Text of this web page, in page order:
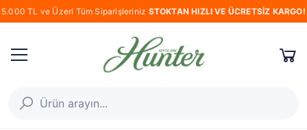
5.000 TL ve Üzeri Tüm Siparişleriniz STOKTAN HIZLI VE ÜCRETSİZ KARGO!